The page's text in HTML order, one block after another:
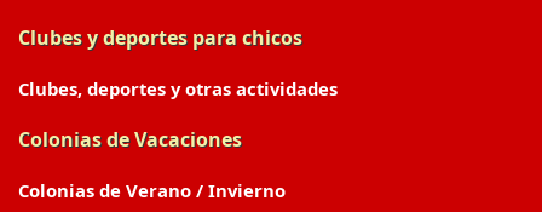
Clubes y deportes para chicos
Clubes, deportes y otras actividades
Colonias de Vacaciones
Colonias de Verano / Invierno